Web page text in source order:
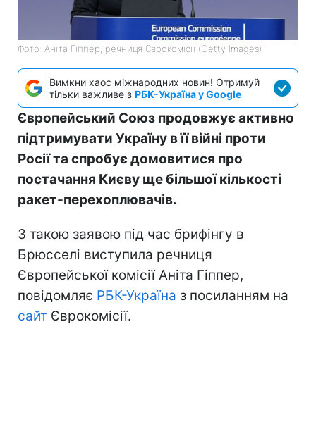
Фото: Аніта Гіппер, речниця Єврокомісії (Getty Images)
Вимкни хаос міжнародних новин! Отримуй
тільки важливе з РБК-Україна у Google
Європейський Союз продовжує активно
підтримувати Україну в її війні проти
Росії та спробує домовитися про
постачання Києву ще більшої кількості
ракет-перехоплювачів.
З такою заявою під час брифінгу в
Брюсселі виступила речниця
Європейської комісії Аніта Гіппер,
повідомляє РБК-Україна з посиланням на
сайт Єврокомісії.